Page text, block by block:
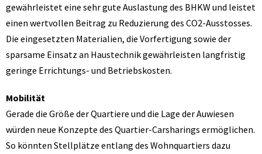
gewährleistet eine sehr gute Auslastung des BHKW und leistet
einen wertvollen Beitrag zu Reduzierung des CO2-Ausstosses.
Die eingesetzten Materialien, die Vorfertigung sowie der
sparsame Einsatz an Haustechnik gewährleisten langfristig
geringe Errichtungs- und Betriebskosten.
Mobilität
Gerade die Größe der Quartiere und die Lage der Auwiesen
würden neue Konzepte des Quartier-Carsharings ermöglichen.
So könnten Stellplätze entlang des Wohnquartiers dazu